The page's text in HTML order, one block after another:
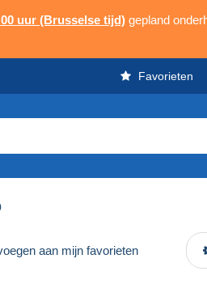
uur (Brusselse tijd) gepland
Favorieten
aan mijn favorieten